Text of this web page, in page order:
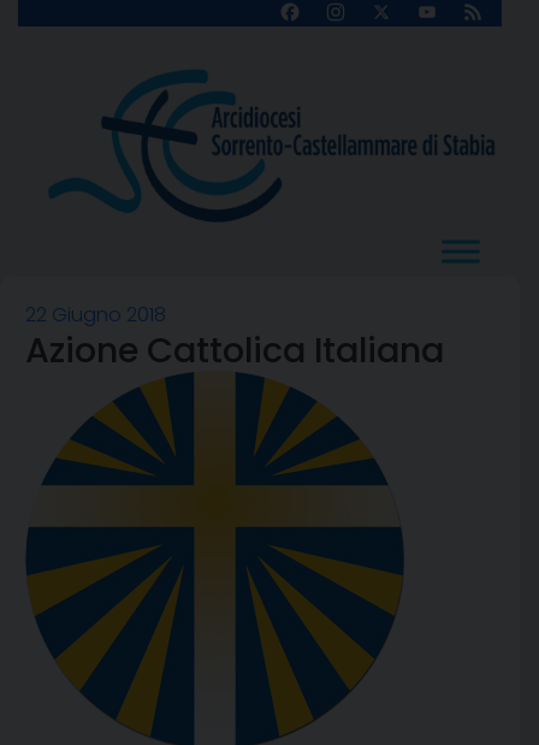
FacebookInstagram
X
YouTube
Feed
22 Giugno 2018
Azione Cattolica Italiana